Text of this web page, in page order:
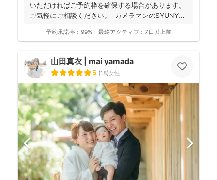
いただければご予約枠を確保する場合があります。
ご気軽にご相談ください。 カメラマンのSYUNYA
予約承諾率： 99% 最終アクティブ： 7日以上前
山田真衣 | mai yamada
5 (18)女性